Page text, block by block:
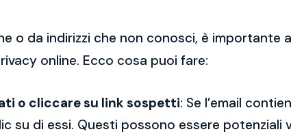
o da indirizzi che non conosci, è
online. Ecco cosa puoi fare:
o cliccare su link sospetti: Se l’email
su di essi. Questi possono essere potenziali